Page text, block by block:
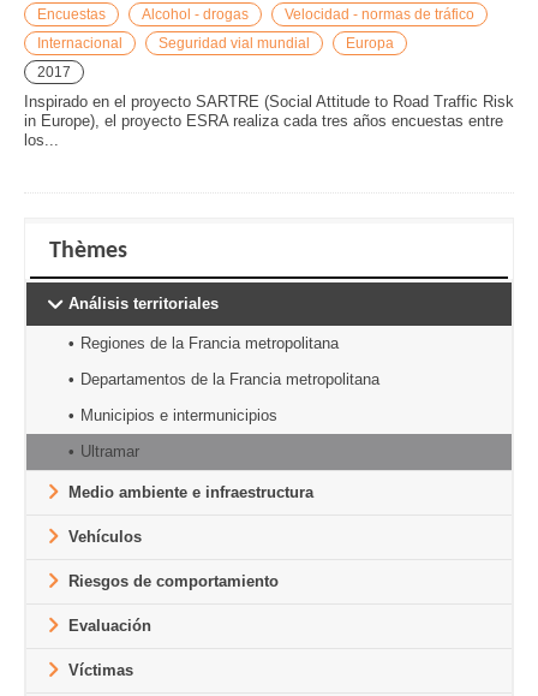
Encuestas
Alcohol - drogas
Velocidad - normas de tráfico
Internacional
Seguridad vial mundial
Europa
2017
Inspirado en el proyecto SARTRE (Social Attitude to Road Traffic Risk
in Europe), el proyecto ESRA realiza cada tres años encuestas entre
los...
Thèmes
Análisis territoriales
Regiones de la Francia metropolitana
Departamentos de la Francia metropolitana
Municipios e intermunicipios
Ultramar
Medio ambiente e infraestructura
Vehículos
Riesgos de comportamiento
Evaluación
Víctimas